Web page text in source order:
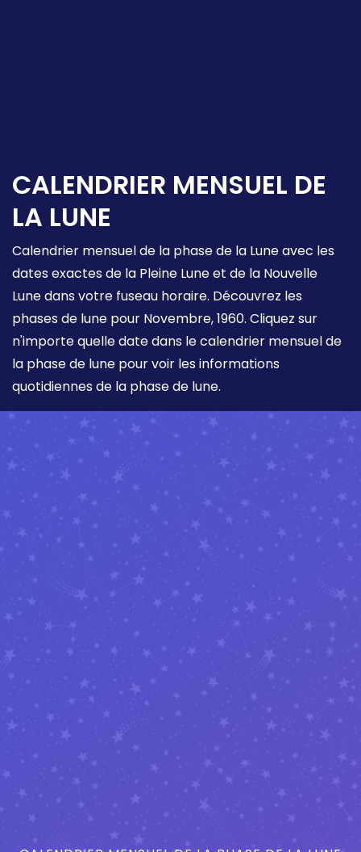
CALENDRIER MENSUEL DE
LA LUNE
Calendrier mensuel de la phase de la Lune avec les
dates exactes de la Pleine Lune et de la Nouvelle
Lune dans votre fuseau horaire. Découvrez les
phases de lune pour Novembre, 1960. Cliquez sur
n'importe quelle date dans le calendrier mensuel de
la phase de lune pour voir les informations
quotidiennes de la phase de lune.